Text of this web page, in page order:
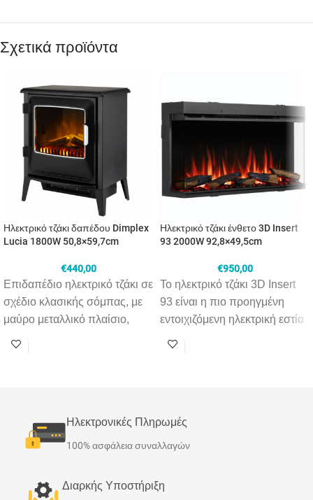
Σχετικά προϊόντα
Ηλεκτρικό τζάκι δαπέδου Dimplex
Lucia 1800W 50,8×59,7cm
€440,00
Επιδαπέδιο ηλεκτρικό τζάκι σε
σχέδιο κλασικής σόμπας, με
μαύρο μεταλλικό πλαίσιο,
θερμαίνει το χώρο σας, ενώ η
εικονική φλόγα, τεχνολογίας
φωτισμό που τρεμοπαίζει,
Ηλεκτρικό τζάκι ένθετο 3D Insert
93 2000W 92,8×49,5cm
€950,00
Το ηλεκτρικό τζάκι 3D Insert
93 είναι η πιο προηγμένη
εντοιχιζόμενη ηλεκτρική εστία
χρειαστεί. Τοποθετείται ως
ένθετο σε κάποια κατασκευή
πανοραμικά). Διαθέτει
Ηλεκτρονικές Πληρωμές
100% ασφάλεια συναλλαγών
Διαρκής Υποστήριξη